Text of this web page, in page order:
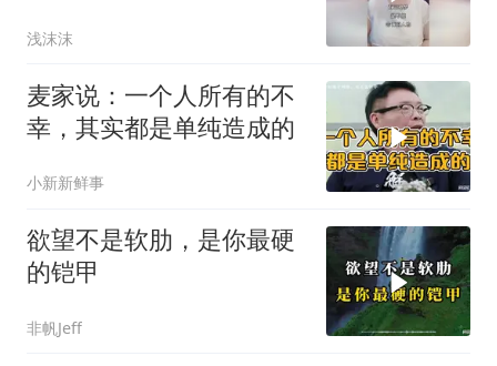
浅沫沫
麦家说：一个人所有的不
幸，其实都是单纯造成的
小新新鲜事
欲望不是软肋，是你最硬
的铠甲
非帆Jeff